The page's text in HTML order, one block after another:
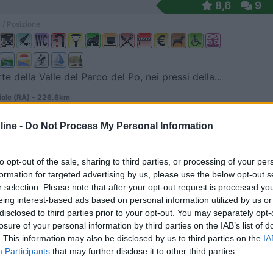
- Do Not Process My Personal Information
opt-out of the sale, sharing to third parties, or processing of your
for targeted advertising by us, please use the below opt-out
selection. Please note that after your opt-out request is processed
interest-based ads based on personal information utilized by us
to third parties prior to your opt-out. You may separately
of your personal information by third parties on the IAB’s list of
This information may also be disclosed by us to third parties on the
Participants that may further disclose it to other third parties.
8,6 9
della Valle del Parco del Po, nei pressi della...
(RA) - 226.6km
presso agriturismo immerso tra boschi e c...
Barrois - 465.6km